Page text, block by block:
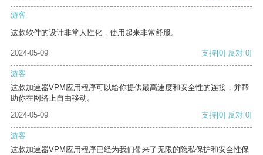
游客
这款软件的设计非常人性化，使用起来非常舒服。
2024-05-09 支持[0] 反对[0]
游客
这款加速器VPM应用程序可以给你提供最高速度和安全性的连接，并帮
助你在网络上自由移动。
2024-05-09
支持[0] 反对[0]
游客
这款加速器VPM应用程序已经为我们带来了无限的隐私保护和安全性保